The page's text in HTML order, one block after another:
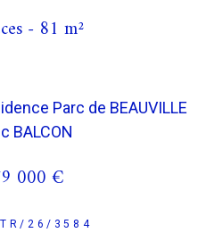
- 81 m²
Parc de BEAUVILLE
BALCON
000 €
26/3584